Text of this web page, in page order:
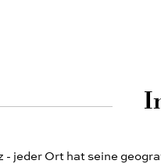
Ort hat seine